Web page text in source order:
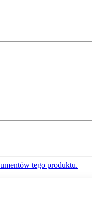
tego produktu.